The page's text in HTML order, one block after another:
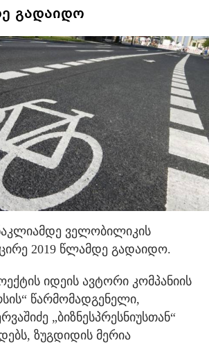
გადაიდო
ველობილიკის
2019 წლამდე გადაიდო.
იდეის ავტორი კომპანიის
წარმომადგენელი,
„ბიზნესპრესნიუსთან“
ზუგდიდის მერია